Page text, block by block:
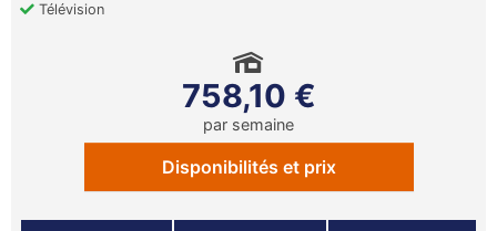
Télévision
758,10 €
par semaine
Disponibilités et prix